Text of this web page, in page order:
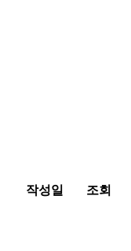
작성일 조회